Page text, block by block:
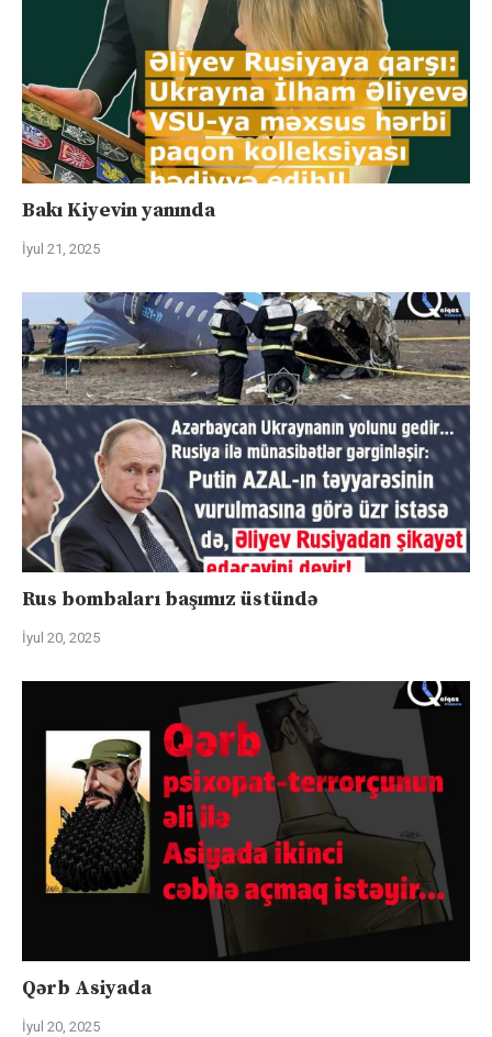
Bakı Kiyevin yanında
İyul 21, 2025
Rus bombaları başımız üstündə
İyul 20, 2025
Qərb Asiyada
İyul 20, 2025